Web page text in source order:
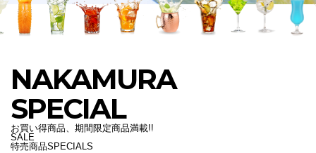
NAKAMURA
SPECIAL
お買い得商品、期間限定商品満載!!
SALE
特売商品SPECIALS